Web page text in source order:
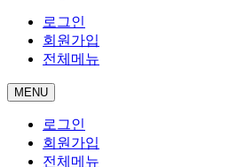
로그인
회원가입
전체메뉴
MENU
로그인
회원가입
전체메뉴